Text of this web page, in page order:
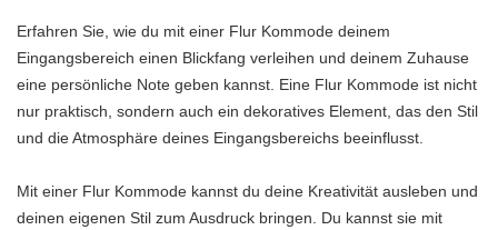
Erfahren Sie, wie du mit einer Flur Kommode deinem
Eingangsbereich einen Blickfang verleihen und deinem Zuhause
eine persönliche Note geben kannst. Eine Flur Kommode ist nicht
nur praktisch, sondern auch ein dekoratives Element, das den Stil
und die Atmosphäre deines Eingangsbereichs beeinflusst.
Mit einer Flur Kommode kannst du deine Kreativität ausleben und
deinen eigenen Stil zum Ausdruck bringen. Du kannst sie mit